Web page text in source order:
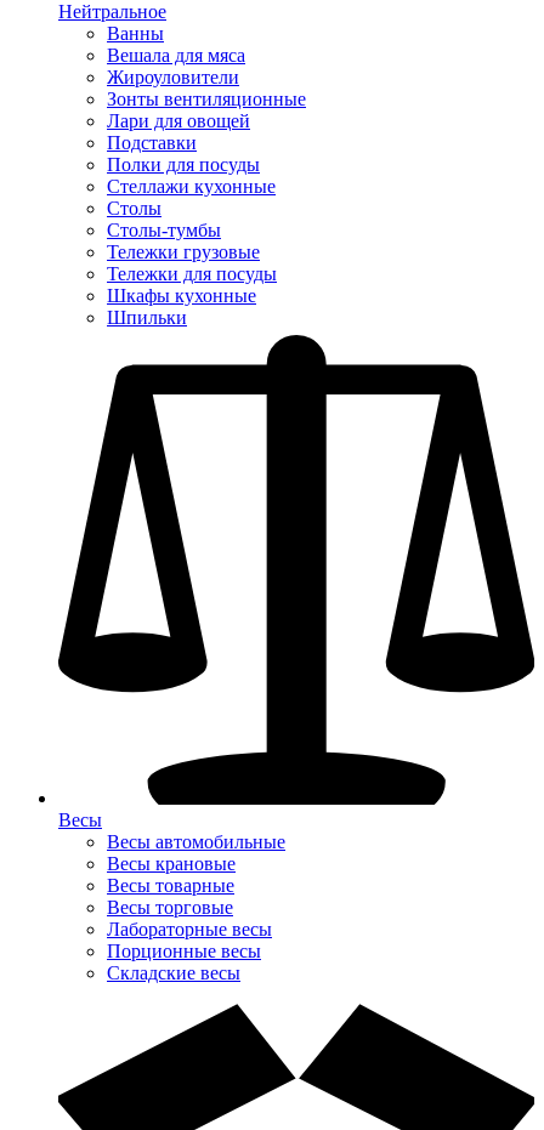
Нейтральное
Ванны
Вешала для мяса
Жироуловители
Зонты вентиляционные
Лари для овощей
Подставки
Полки для посуды
Стеллажи кухонные
Столы
Столы-тумбы
Тележки грузовые
Тележки для посуды
Шкафы кухонные
Шпильки
Весы
Весы автомобильные
Весы крановые
Весы товарные
Весы торговые
Лабораторные весы
Порционные весы
Складские весы